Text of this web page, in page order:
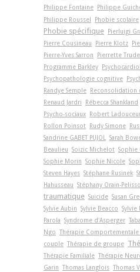
Philippe Fontaine Philippe
Philippe Roussel
Phobie scolaire
Phobie spécifique Pierluigi
Pierre Cousineau
Pierre Klotz
Pierre-Yves Sarron
Pierrette
Programme Barkley
Psychopathologie cognitive
Randye Semple Reconsolidation
Renaud Jardri
Rébecca Shankland
Psycho-sociaux Robert
Rollon Poinsot Rudy Simone
Sandrine GABET PUJOL
Sarah
Beaulieu Soizic Michelot Sophie
Sophie Morin Sophie Nicole
Steven Hayes Stéphane Rusinek
Hahusseau Stéphany Orain-
traumatique Suicide Susan
Sylvie Aubin Sylvie Beacco Sylvie
Parola Syndrome d'Asperger
Ngo Thérapie
couple Thérapie de groupe
Thérapie Familiale Thérapie
Garin Thomas Langlois Thomas